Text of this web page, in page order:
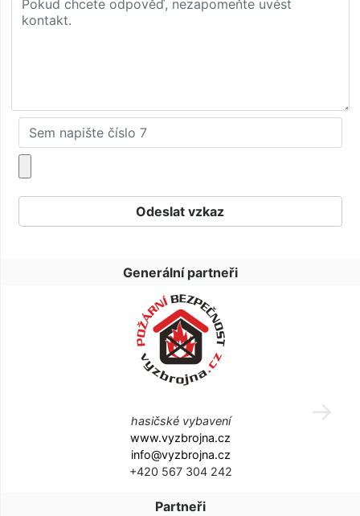
Generální partneři
hasičské vybavení
www.vyzbrojna.cz
info@vyzbrojna.cz
+420 567 304 242
Partneři